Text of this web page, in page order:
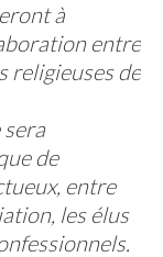
à
entre
religieuses de
sera
de
entre
les élus